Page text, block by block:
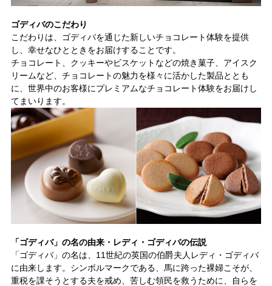
ゴディバのこだわり
こだわりは、ゴディバを通じた新しいチョコレート体験を提供
し、幸せなひとときをお届けすることです。
チョコレート、クッキーやビスケットなどの焼き菓子、アイスク
リームなど、チョコレートの魅力を様々に活かした製品ととも
に、世界中のお客様にプレミアムなチョコレート体験をお届けし
てまいります。
「ゴディバ」の名の由来・レディ・ゴディバの伝説
「ゴディバ」の名は、11世紀の英国の伯爵夫人レディ・ゴディバ
に由来します。シンボルマークである、馬に跨った裸婦こそが、
重税を課そうとする夫を戒め、苦しむ領民を救うために、自らを